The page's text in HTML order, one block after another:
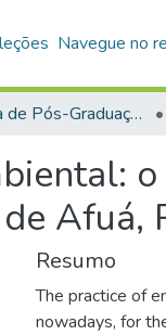
Navegue no
Programa de Pós-Graduação em Sociedade, Ambiente e Qualidade de Vida (PPGSAQ)
Afuá,
Resumo
The practice of
nowadays, for